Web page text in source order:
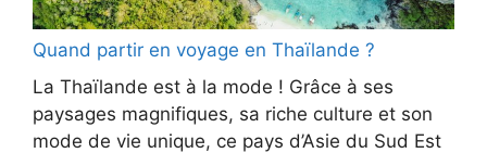
Quand partir en voyage en Thaïlande ?
La Thaïlande est à la mode ! Grâce à ses
paysages magnifiques, sa riche culture et son
mode de vie unique, ce pays d’Asie du Sud Est